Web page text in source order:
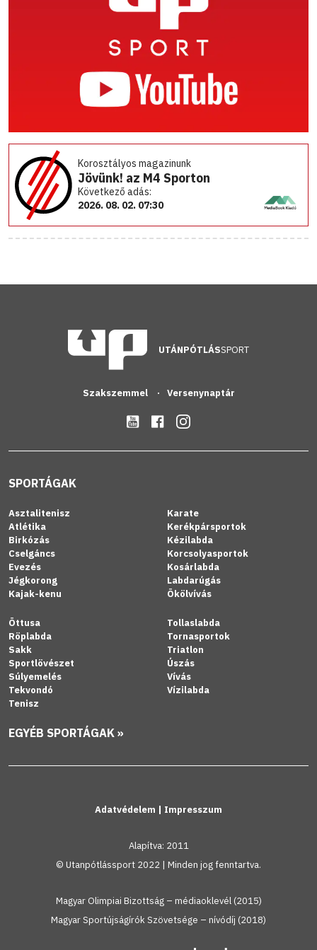
Korosztályos magazinunk
Jövünk! az M4 Sporton
Következő adás:
2026. 08. 02. 07:30
UTÁNPÓTLÁSSPORT
Szakszemmel Versenynaptár
SPORTÁGAK
Asztalitenisz
Atlétika
Birkózás
Cselgáncs
Evezés
Jégkorong
Kajak-kenu
Karate
Kerékpársportok
Kézilabda
Korcsolyasportok
Kosárlabda
Labdarúgás
Ökölvívás
Öttusa
Röplabda
Sakk
Sportlövészet
Súlyemelés
Tekvondó
Tenisz
Tollaslabda
Tornasportok
Triatlon
Úszás
Vívás
Vízilabda
EGYÉB SPORTÁGAK »
Adatvédelem | Impresszum
Alapítva: 2011
© Utanpótlássport 2022 | Minden jog fenntartva.
Magyar Olimpiai Bizottság – médiaoklevél (2015)
Magyar Sportújságírók Szövetsége – nívódíj (2018)